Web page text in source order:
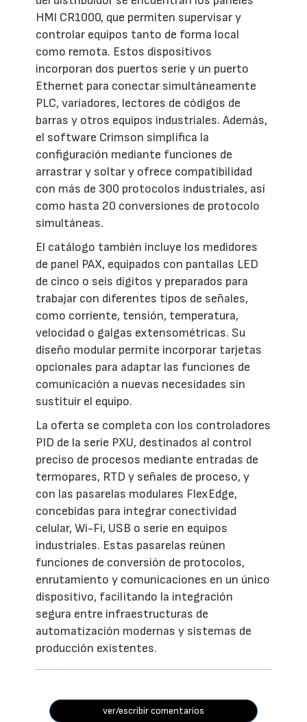
HMI CR1000, que permiten supervisar y
controlar equipos tanto de forma local
como remota. Estos dispositivos
incorporan dos puertos serie y un puerto
Ethernet para conectar simultáneamente
PLC, variadores, lectores de códigos de
barras y otros equipos industriales. Además,
el software Crimson simplifica la
configuración mediante funciones de
arrastrar y soltar y ofrece compatibilidad
con más de 300 protocolos industriales, así
como hasta 20 conversiones de protocolo
simultáneas.
El catálogo también incluye los medidores
de panel PAX, equipados con pantallas LED
de cinco o seis dígitos y preparados para
trabajar con diferentes tipos de señales,
como corriente, tensión, temperatura,
velocidad o galgas extensométricas. Su
diseño modular permite incorporar tarjetas
opcionales para adaptar las funciones de
comunicación a nuevas necesidades sin
sustituir el equipo.
La oferta se completa con los controladores
PID de la serie PXU, destinados al control
preciso de procesos mediante entradas de
termopares, RTD y señales de proceso, y
con las pasarelas modulares FlexEdge,
concebidas para integrar conectividad
celular, Wi-Fi, USB o serie en equipos
industriales. Estas pasarelas reúnen
funciones de conversión de protocolos,
enrutamiento y comunicaciones en un único
dispositivo, facilitando la integración
segura entre infraestructuras de
automatización modernas y sistemas de
producción existentes.
ver/escribir comentarios